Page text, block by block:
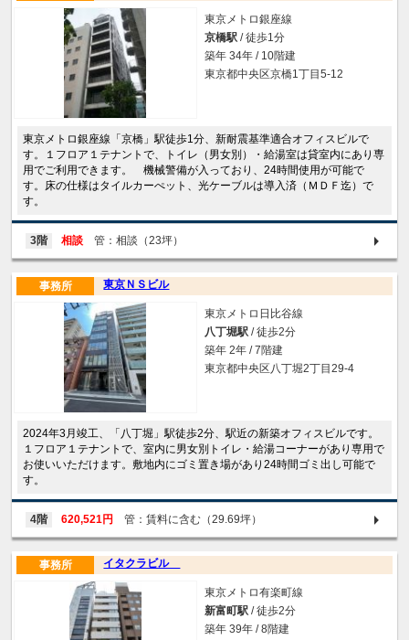
東京メトロ銀座線
京橋駅 / 徒歩1分
築年 34年 / 10階建
東京都中央区京橋1丁目5-12
東京メトロ銀座線「京橋」駅徒歩1分、新耐震基準適合オフィスビルで
す。１フロア１テナントで、トイレ（男女別）・給湯室は貸室内にあり専
用でご利用できます。 機械警備が入っており、24時間使用が可能で
す。床の仕様はタイルカーぺット、光ケーブルは導入済（ＭＤＦ迄）で
す。
3階 相談 管：相談（23坪）
東京ＮＳビル
事務所
東京メトロ日比谷線
八丁堀駅 / 徒歩2分
築年 2年 / 7階建
東京都中央区八丁堀2丁目29-4
2024年3月竣工、「八丁堀」駅徒歩2分、駅近の新築オフィスビルです。
１フロア１テナントで、室内に男女別トイレ・給湯コーナーがあり専用で
お使いいただけます。敷地内にゴミ置き場があり24時間ゴミ出し可能で
す。
4階 620,521円 管：賃料に含む（29.69坪）
イタクラビル
事務所
東京メトロ有楽町線
新富町駅 / 徒歩2分
築年 39年 / 8階建